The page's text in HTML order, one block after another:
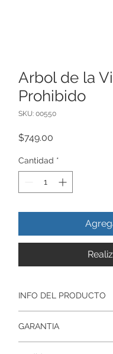
Arbol de la
Prohibido
SKU: 00550
$749.00
Cantidad *
INFO DEL PRODUCTO
ley.925
Todos nuestros
GARANTIA